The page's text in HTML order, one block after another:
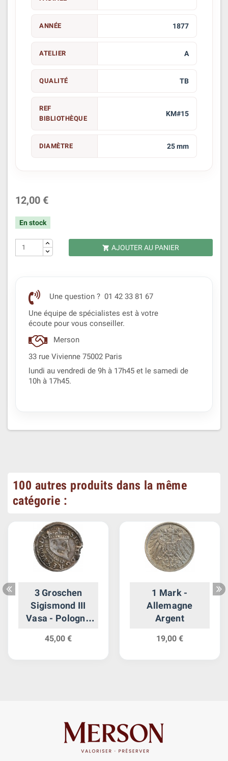
ANNÉE 1877
ATELIER A
QUALITÉ TB
REF
BIBLIOTHÈQUE
KM#15
DIAMÈTRE 25 mm
12,00 €
En stock
 AJOUTER AU PANIER
Une question ? 01 42 33 81 67
Une équipe de spécialistes est à votre
écoute pour vous conseiller.
Merson
33 rue Vivienne 75002 Paris
lundi au vendredi de 9h à 17h45 et le samedi de
10h à 17h45.
100 autres produits dans la même
catégorie :
3 Groschen
Sigismond III
Vasa - Pologne
45,00 €
1 Mark -
Allemagne
Argent
19,00 €